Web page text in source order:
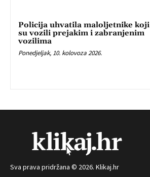
Policija uhvatila maloljetnike koji
su vozili prejakim i zabranjenim
vozilima
Ponedjeljak, 10. kolovoza 2026.
Sva prava pridržana © 2026. Klikaj.hr